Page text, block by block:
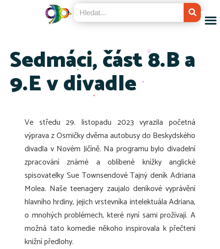
Sedmáci, část 8.B a
9.E v divadle
Ve středu 29. listopadu 2023 vyrazila početná
výprava z Osmičky dvěma autobusy do Beskydského
divadla v Novém Jičíně. Na programu bylo divadelní
zpracování známé a oblíbené knížky anglické
spisovatelky Sue Townsendové Tajný deník Adriana
Molea. Naše teenagery zaujalo deníkové vyprávění
hlavního hrdiny, jejich vrstevníka intelektuála Adriana,
o mnohých problémech, které nyní sami prožívají. A
možná tato komedie někoho inspirovala k přečtení
knižní předlohy.